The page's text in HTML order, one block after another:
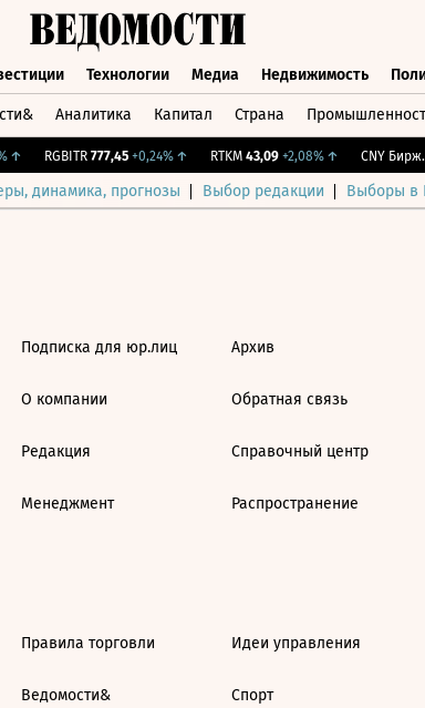
Технологии Медиа Недвижимость
Аналитика Капитал Страна
↑ RGBITR 777,45 +0,24%↑ RTKM 43,09 +2,08%↑ CNY Бирж. 0
динамика, прогнозы Выбор редакции Выборы в
Подписка для юр.лиц
О компании
Редакция
Менеджмент
Архив
Обратная связь
Справочный центр
Распространение
Правила торговли
Ведомости&
Идеи управления
Спорт